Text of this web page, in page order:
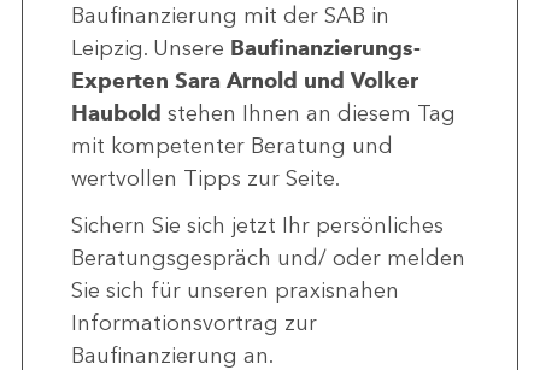
Baufinanzierung mit der SAB in
Leipzig. Unsere Baufinanzierungs-
Experten Sara Arnold und Volker
Haubold stehen Ihnen an diesem Tag
mit kompetenter Beratung und
wertvollen Tipps zur Seite.
Sichern Sie sich jetzt Ihr persönliches
Beratungsgespräch und/ oder melden
Sie sich für unseren praxisnahen
Informationsvortrag zur
Baufinanzierung an.